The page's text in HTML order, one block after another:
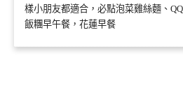
樣小朋友都適合，必點泡菜雞絲麵、
飯糰早午餐，花蓮早餐